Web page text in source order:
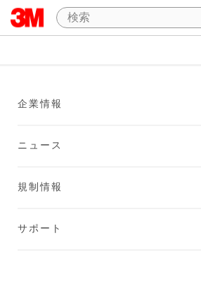
企業情報
ニュース
規制情報
サポート